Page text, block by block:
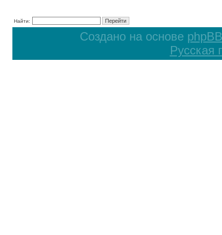
Найти:
Создано на основе phpBB
Русская